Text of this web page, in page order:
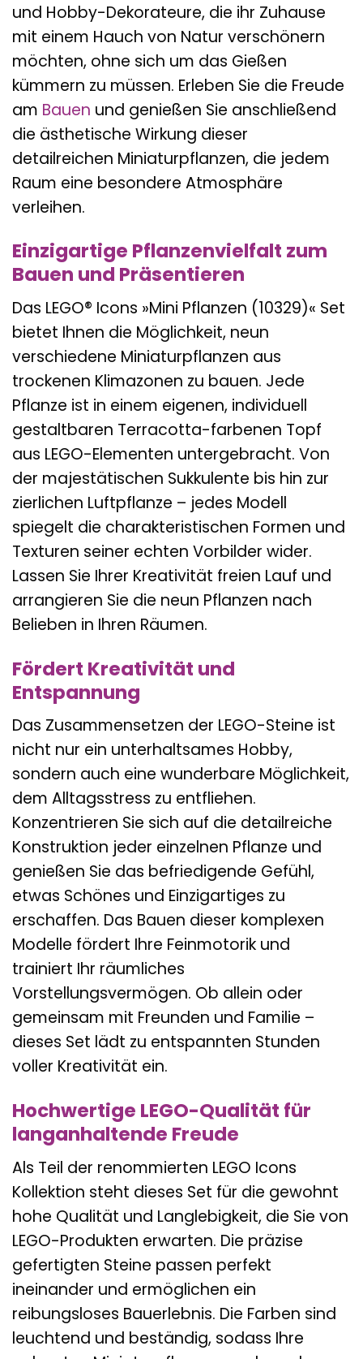
und Hobby-Dekorateure, die ihr Zuhause
mit einem Hauch von Natur verschönern
möchten, ohne sich um das Gießen
kümmern zu müssen. Erleben Sie die Freude
am Bauen und genießen Sie anschließend
die ästhetische Wirkung dieser
detailreichen Miniaturpflanzen, die jedem
Raum eine besondere Atmosphäre
verleihen.
Einzigartige Pflanzenvielfalt zum
Bauen und Präsentieren
Das LEGO® Icons »Mini Pflanzen (10329)« Set
bietet Ihnen die Möglichkeit, neun
verschiedene Miniaturpflanzen aus
trockenen Klimazonen zu bauen. Jede
Pflanze ist in einem eigenen, individuell
gestaltbaren Terracotta-farbenen Topf
aus LEGO-Elementen untergebracht. Von
der majestätischen Sukkulente bis hin zur
zierlichen Luftpflanze – jedes Modell
spiegelt die charakteristischen Formen und
Texturen seiner echten Vorbilder wider.
Lassen Sie Ihrer Kreativität freien Lauf und
arrangieren Sie die neun Pflanzen nach
Belieben in Ihren Räumen.
Fördert Kreativität und
Entspannung
Das Zusammensetzen der LEGO-Steine ist
nicht nur ein unterhaltsames Hobby,
sondern auch eine wunderbare Möglichkeit,
dem Alltagsstress zu entfliehen.
Konzentrieren Sie sich auf die detailreiche
Konstruktion jeder einzelnen Pflanze und
genießen Sie das befriedigende Gefühl,
etwas Schönes und Einzigartiges zu
erschaffen. Das Bauen dieser komplexen
Modelle fördert Ihre Feinmotorik und
trainiert Ihr räumliches
Vorstellungsvermögen. Ob allein oder
gemeinsam mit Freunden und Familie –
dieses Set lädt zu entspannten Stunden
voller Kreativität ein.
Hochwertige LEGO-Qualität für
langanhaltende Freude
Als Teil der renommierten LEGO Icons
Kollektion steht dieses Set für die gewohnt
hohe Qualität und Langlebigkeit, die Sie von
LEGO-Produkten erwarten. Die präzise
gefertigten Steine passen perfekt
ineinander und ermöglichen ein
reibungsloses Bauerlebnis. Die Farben sind
leuchtend und beständig, sodass Ihre